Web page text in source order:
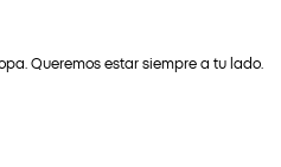
Queremos estar siempre a tu lado.